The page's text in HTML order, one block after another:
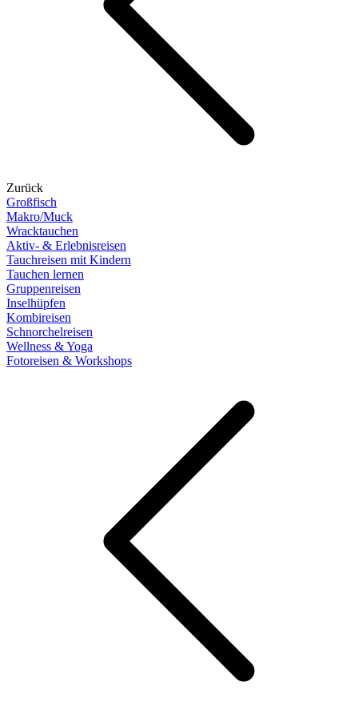
Zurück
Großfisch
Makro/Muck
Wracktauchen
Aktiv- & Erlebnisreisen
Tauchreisen mit Kindern
Tauchen lernen
Gruppenreisen
Inselhüpfen
Kombireisen
Schnorchelreisen
Wellness & Yoga
Fotoreisen & Workshops